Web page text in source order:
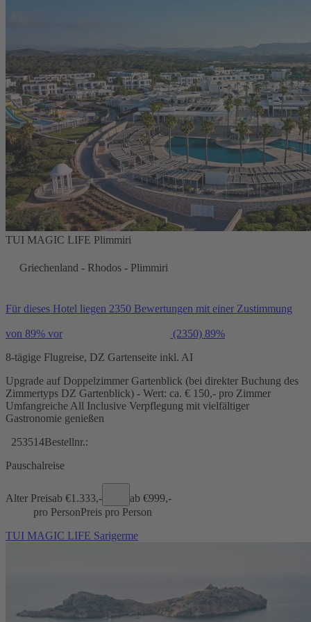
TUI MAGIC LIFE Plimmiri
Griechenland - Rhodos - Plimmiri
Für dieses Hotel liegen 2350 Bewertungen mit einer Zustimmung
von 89% vor (2350) 89%
8-tägige Flugreise, DZ Gartenseite inkl. AI
Upgrade auf Doppelzimmer Gartenblick (bei direkter Buchung des
Zimmertyps DZ Gartenblick) - Wert: ca. € 150,- pro Zimmer
Umfangreiche All Inclusive Verpflegung mit vielfältiger
Gastronomie genießen
253514Bestellnr.:
Pauschalreise
Alter Preisab €1.333,- ab €999,-
pro PersonPreis pro Person
TUI MAGIC LIFE Sarigerme